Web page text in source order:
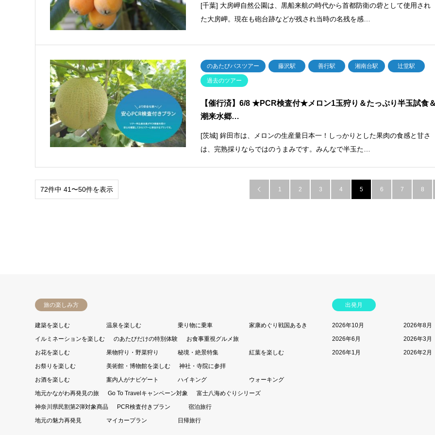
[千葉] 大房岬自然公園は、黒船来航の時代から首都防衛の砦として使用され
た大房岬。現在も砲台跡などが残され当時の名残を感…
のあたびバスツアー 藤沢駅 善行駅 湘南台駅 辻堂駅
過去のツアー
【催行済】6/8 ★PCR検査付★メロン1玉狩り＆たっぷり半玉試食
潮来水郷…
[茨城] 鉾田市は、メロンの生産量日本一！しっかりとした果肉の食感と甘さ
は、完熟採りならではのうまみです。みんなで半玉た…
72件中 41〜50件を表示  1 2 3 4 5 6 7 8
旅の楽しみ方
建築を楽しむ 温泉を楽しむ 乗り物に乗車
家康めぐり戦国あるき
イルミネーションを楽しむ
のあたびだけの特別体験
お食事重視グルメ旅
お花を楽しむ
果物狩り・野菜狩り 秘境・絶景特集
紅葉を楽しむ
お祭りを楽しむ
美術館・博物館を楽しむ
神社・寺院に参拝
お酒を楽しむ
案内人がナビゲート ハイキング
ウォーキング
地元かながわ再発見の旅
Go To Travelキャンペーン対象
富士八海めぐりシリーズ
神奈川県民割第2弾対象商品
PCR検査付きプラン
宿泊旅行
地元の魅力再発見
マイカープラン 日帰旅行
出発月
2026年10月
2026年8月
2026年6月
2026年3月
2026年1月
2026年2月